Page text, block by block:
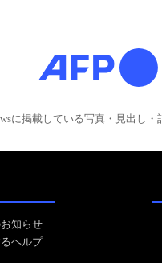
に掲載している写真・見出し
知らせ
ヘルプ